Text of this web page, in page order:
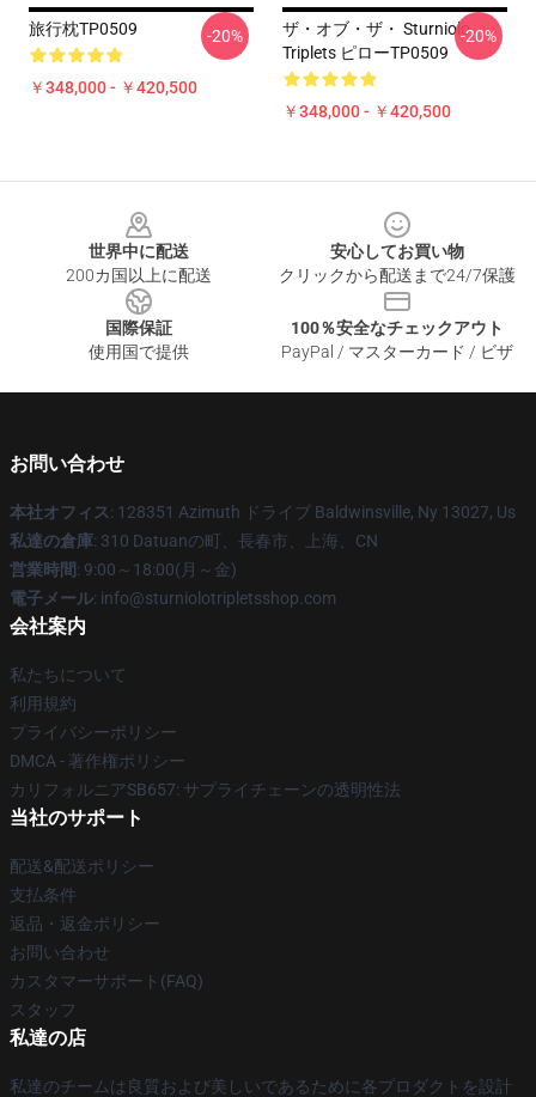
旅行枕TP0509
￥348,000 - ￥420,500
-20%
ザ・オブ・ザ・ Sturniolo
Triplets ピローTP0509
￥348,000 - ￥420,500
-20%
世界中に配送
200カ国以上に配送
安心してお買い物
クリックから配送まで24/7保護
国際保証
使用国で提供
100％安全なチェックアウト
PayPal / マスターカード / ビザ
お問い合わせ
本社オフィス: 128351 Azimuth ドライブ Baldwinsville, Ny 13027, Us
私達の倉庫: 310 Datuanの町、長春市、上海、CN
営業時間: 9:00～18:00(月～金)
電子メール: info@sturniolotripletsshop.com
会社案内
私たちについて
利用規約
プライバシーポリシー
DMCA - 著作権ポリシー
カリフォルニアSB657: サプライチェーンの透明性法
当社のサポート
配送&配送ポリシー
支払条件
返品・返金ポリシー
お問い合わせ
カスタマーサポート(FAQ)
スタッフ
私達の店
私達のチームは良質および美しいであるために各プロダクトを設計